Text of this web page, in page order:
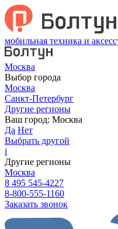
мобильная техника и
Москва
Выбор города
Москва
Санкт-Петербург
Другие регионы
Ваш город: Москва
Да Нет
Выбрать другой
i
Другие регионы
Москва
8 495 545-4227
8-800-555-1160
Заказать звонок